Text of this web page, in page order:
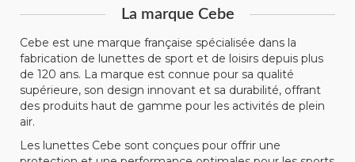
La marque Cebe
Cebe est une marque française spécialisée dans la
fabrication de lunettes de sport et de loisirs depuis plus
de 120 ans. La marque est connue pour sa qualité
supérieure, son design innovant et sa durabilité, offrant
des produits haut de gamme pour les activités de plein
air.
Les lunettes Cebe sont conçues pour offrir une